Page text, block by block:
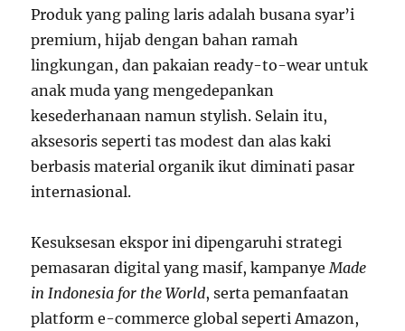
Produk yang paling laris adalah busana syar’i
premium, hijab dengan bahan ramah
lingkungan, dan pakaian ready-to-wear untuk
anak muda yang mengedepankan
kesederhanaan namun stylish. Selain itu,
aksesoris seperti tas modest dan alas kaki
berbasis material organik ikut diminati pasar
internasional.
Kesuksesan ekspor ini dipengaruhi strategi
pemasaran digital yang masif, kampanyeMade
in Indonesia for the World, serta pemanfaatan
platform e-commerce global seperti Amazon,